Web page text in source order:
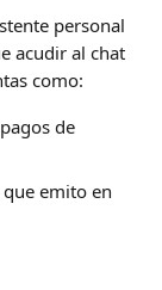
personal
acudir al chat
como:
de
emito en